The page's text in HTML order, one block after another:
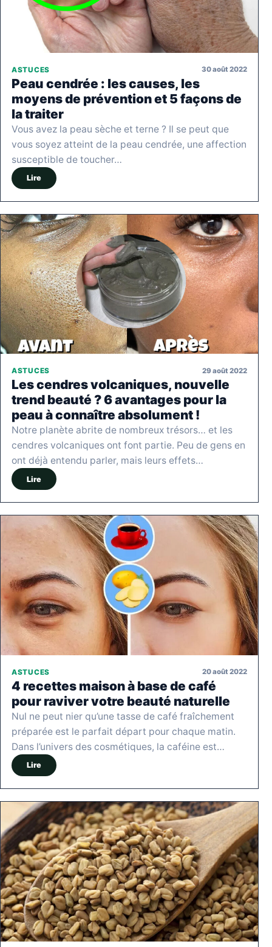
ASTUCES 30 août 2022
Peau cendrée : les causes, les
moyens de prévention et 5 façons de
la traiter
Vous avez la peau sèche et terne ? Il se peut que
vous soyez atteint de la peau cendrée, une affection
susceptible de toucher…
Lire
ASTUCES 29 août 2022
Les cendres volcaniques, nouvelle
trend beauté ? 6 avantages pour la
peau à connaître absolument !
Notre planète abrite de nombreux trésors… et les
cendres volcaniques ont font partie. Peu de gens en
ont déjà entendu parler, mais leurs effets…
Lire
ASTUCES 20 août 2022
4 recettes maison à base de café
pour raviver votre beauté naturelle
Nul ne peut nier qu’une tasse de café fraîchement
préparée est le parfait départ pour chaque matin.
Dans l’univers des cosmétiques, la caféine est…
Lire